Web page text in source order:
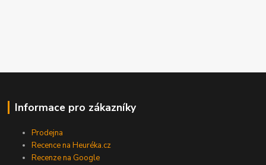
Informace pro zákazníky
Prodejna
Recence na Heuréka.cz
Recenze na Google